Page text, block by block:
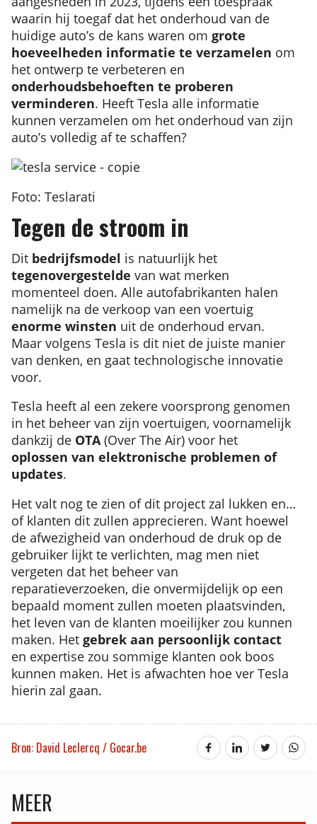
waarin hij toegaf dat het onderhoud van de
huidige auto’s de kans waren om grote
hoeveelheden informatie te verzamelen om
het ontwerp te verbeteren en
onderhoudsbehoeften te proberen
verminderen. Heeft Tesla alle informatie
kunnen verzamelen om het onderhoud van zijn
auto’s volledig af te schaffen?
Foto: Teslarati
Tegen de stroom in
Dit bedrijfsmodel is natuurlijk het
tegenovergestelde van wat merken
momenteel doen. Alle autofabrikanten halen
namelijk na de verkoop van een voertuig
enorme winsten uit de onderhoud ervan.
Maar volgens Tesla is dit niet de juiste manier
van denken, en gaat technologische innovatie
voor.
Tesla heeft al een zekere voorsprong genomen
in het beheer van zijn voertuigen, voornamelijk
dankzij de OTA(Over The Air) voor het
oplossen van elektronische problemen of
updates.
Het valt nog te zien of dit project zal lukken en…
of klanten dit zullen apprecieren. Want hoewel
de afwezigheid van onderhoud de druk op de
gebruiker lijkt te verlichten, mag men niet
vergeten dat het beheer van
reparatieverzoeken, die onvermijdelijk op een
bepaald moment zullen moeten plaatsvinden,
het leven van de klanten moeilijker zou kunnen
maken. Het gebrek aan persoonlijk contact
en expertise zou sommige klanten ook boos
kunnen maken. Het is afwachten hoe ver Tesla
hierin zal gaan.
Bron: David Leclercq / Gocar.be
MEER